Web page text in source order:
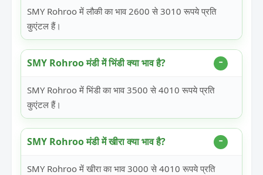
SMY Rohroo में लौकी का भाव 2600 से 3010 रूपये प्रति
कुएंटल हैं।
SMY Rohroo मंडी में भिंडी क्या भाव है?
SMY Rohroo में भिंडी का भाव 3500 से 4010 रूपये प्रति
कुएंटल हैं।
SMY Rohroo मंडी में खीरा क्या भाव है?
SMY Rohroo में खीरा का भाव 3000 से 4010 रूपये प्रति